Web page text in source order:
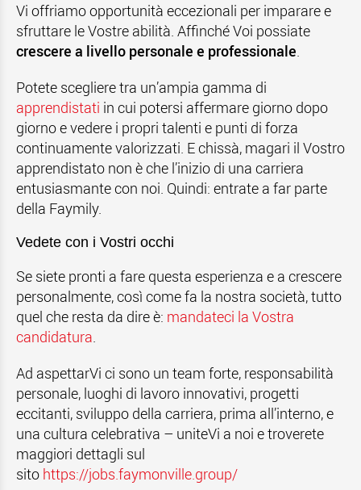
Vi offriamo opportunità eccezionali per imparare e
sfruttare le Vostre abilità. Affinché Voi possiate
crescere a livello personale e professionale.
Potete scegliere tra un’ampia gamma di
apprendistati in cui potersi affermare giorno dopo
giorno e vedere i propri talenti e punti di forza
continuamente valorizzati. E chissà, magari il Vostro
apprendistato non è che l’inizio di una carriera
entusiasmante con noi. Quindi: entrate a far parte
della Faymily.
Vedete con i Vostri occhi
Se siete pronti a fare questa esperienza e a crescere
personalmente, così come fa la nostra società, tutto
quel che resta da dire è: mandateci la Vostra
candidatura.
Ad aspettarVi ci sono un team forte, responsabilità
personale, luoghi di lavoro innovativi, progetti
eccitanti, sviluppo della carriera, prima all’interno, e
una cultura celebrativa – uniteVi a noi e troverete
maggiori dettagli sul
sito https://jobs.faymonville.group/